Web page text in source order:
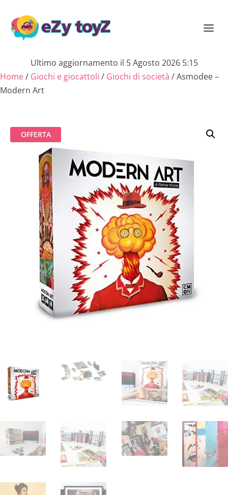
Ultimo aggiornamento il 5 Agosto 2026 5:15
Home/ Giochi e giocattoli / Giochi di società / Asmodee –
Modern Art
OFFERTA